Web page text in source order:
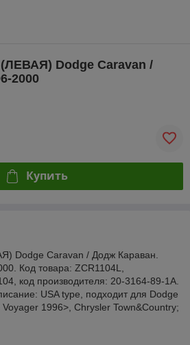
Dodge Caravan /
2000
Купить
Dodge Caravan / Додж Караван.
Код товара: ZCR1104L,
код производителя: 20-3164-89-1A.
USA type, подходит для Dodge
1996>, Chrysler Town&Country;